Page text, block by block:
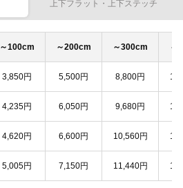
上下フラット・上下ステッチ
～100cm ～200cm ～300cm ～
3,850円 5,500円 8,800円
4,235円 6,050円 9,680円
4,620円 6,600円 10,560円
5,005円 7,150円 11,440円